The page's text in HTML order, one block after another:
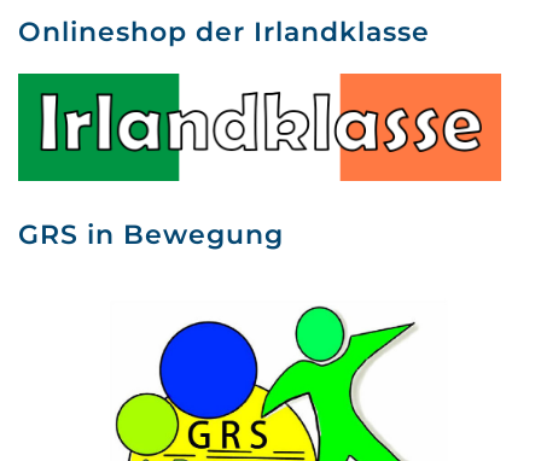
Onlineshop der Irlandklasse
GRS in Bewegung